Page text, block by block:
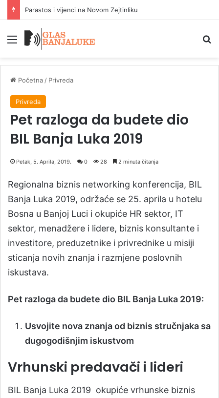
Parastos i vijenci na Novom Zejtinliku
Meni
Početna / Privreda
Privreda
Pet razloga da budete dio
BIL Banja Luka 2019
Petak, 5. Aprila, 2019. 0 28 2 minuta čitanja
Regionalna biznis networking konferencija, BIL
Banja Luka 2019, održaće se 25. aprila u hotelu
Bosna u Banjoj Luci i okupiće HR sektor, IT
sektor, menadžere i lidere, biznis konsultante i
investitore, preduzetnike i privrednike u misiji
sticanja novih znanja i razmjene poslovnih
iskustava.
Pet razloga da budete dio BIL Banja Luka 2019:
Usvojite nova znanja od biznis stručnjaka sa
dugogodišnjim iskustvom
Vrhunski predavači i lideri
BIL Banja Luka 2019 okupiće vrhunske biznis